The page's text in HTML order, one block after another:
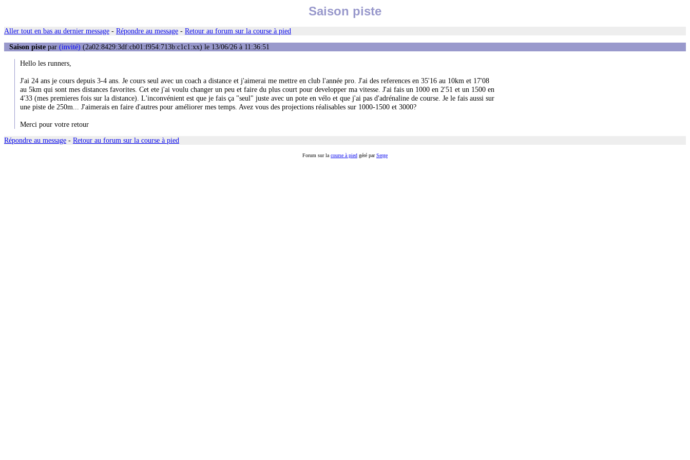
Saison piste
Aller tout en bas au dernier message - Répondre au message - Retour au forum sur la course à pied
Saison piste par (invité) (2a02:8429:3df:cb01:f954:713b:c1c1:xx) le 13/06/26 à 11:36:51
Hello les runners,
J'ai 24 ans je cours depuis 3-4 ans. Je cours seul avec un coach a distance et j'aimerai me mettre en club l'année pro. J'ai des references en 35'16 au 10km et 17'08
au 5km qui sont mes distances favorites. Cet ete j'ai voulu changer un peu et faire du plus court pour developper ma vitesse. J'ai fais un 1000 en 2'51 et un 1500 en
4'33 (mes premieres fois sur la distance). L'inconvénient est que je fais ça "seul" juste avec un pote en vélo et que j'ai pas d'adrénaline de course. Je le fais aussi sur
une piste de 250m... J'aimerais en faire d'autres pour améliorer mes temps. Avez vous des projections réalisables sur 1000-1500 et 3000?
Merci pour votre retour
Répondre au message - Retour au forum sur la course à pied
Forum sur la course à pied géré parSerge